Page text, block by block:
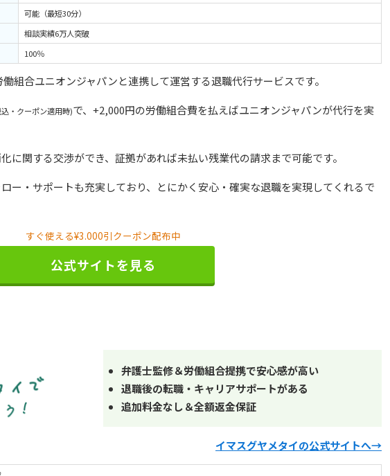
可能（最短30分）
相談実績6万人突破
100％
組合ユニオンジャパンと連携して運営する退職代行サービスです。
・クーポン適用時)で、+2,000円の労働組合費を払えばユニオンジャパンが代行を実
に関する交渉ができ、証拠があれば未払い残業代の請求まで可能です。
ー・サポートも充実しており、とにかく安心・確実な退職を実現してくれるで
すぐ使える¥3.000引クーポン配布中
公式サイトを見る
弁護士監修＆労働組合提携で安心感が高い
退職後の転職・キャリアサポートがある
追加料金なし＆全額返金保証
イマスグヤメタイの公式サイトへ→